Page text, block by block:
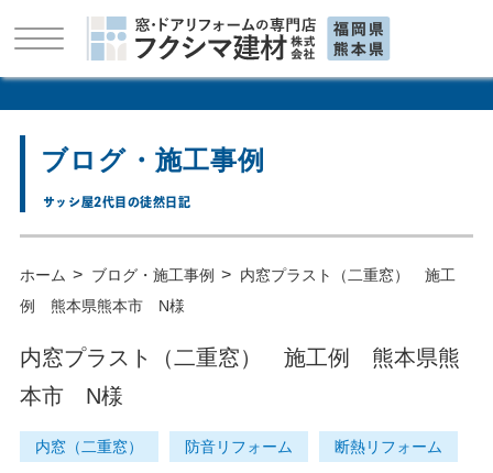
ブログ・施工事例
サッシ屋2代目の徒然日記
ホーム > ブログ・施工事例 > 内窓プラスト（二重窓） 施工
例 熊本県熊本市 N様
内窓プラスト（二重窓） 施工例 熊本県熊
本市 N様
内窓（二重窓） 防音リフォーム 断熱リフォーム